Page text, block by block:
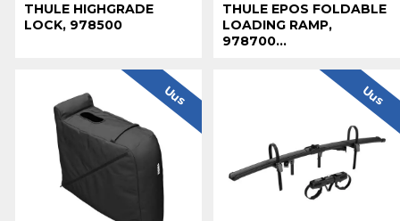
THULE HIGHGRADE
LOCK, 978500
THULE EPOS FOLDABLE
LOADING RAMP,
978700...
Uus Uus